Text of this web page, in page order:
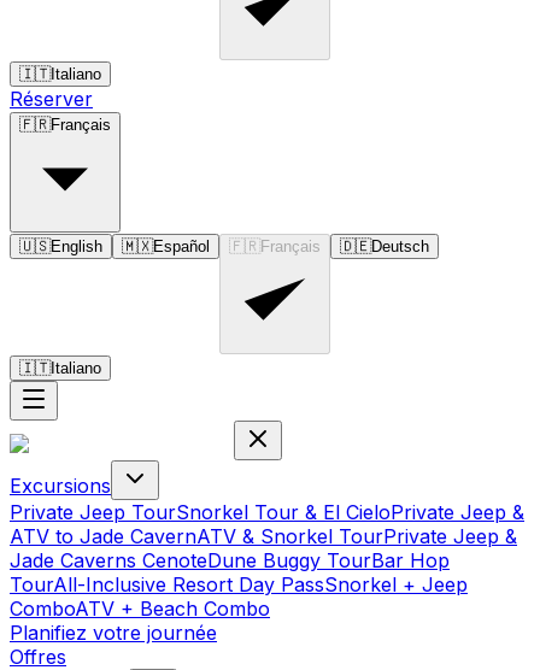
🇮🇹Italiano
Réserver
🇫🇷Français
🇺🇸English 🇲🇽Español 🇫🇷 Français 🇩🇪Deutsch
🇮🇹Italiano
Excursions
Private Jeep TourSnorkel Tour & El CieloPrivate Jeep &
ATV to Jade CavernATV & Snorkel TourPrivate Jeep &
Jade Caverns CenoteDune Buggy TourBar Hop
TourAll-Inclusive Resort Day PassSnorkel + Jeep
ComboATV + Beach Combo
Planifiez votre journée
Offres